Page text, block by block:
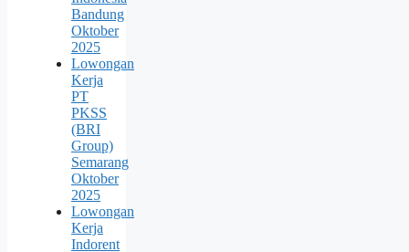
Bandung
Oktober
2025
Lowongan
Kerja
PT
PKSS
(BRI
Group)
Semarang
Oktober
2025
Lowongan
Kerja
Indorent